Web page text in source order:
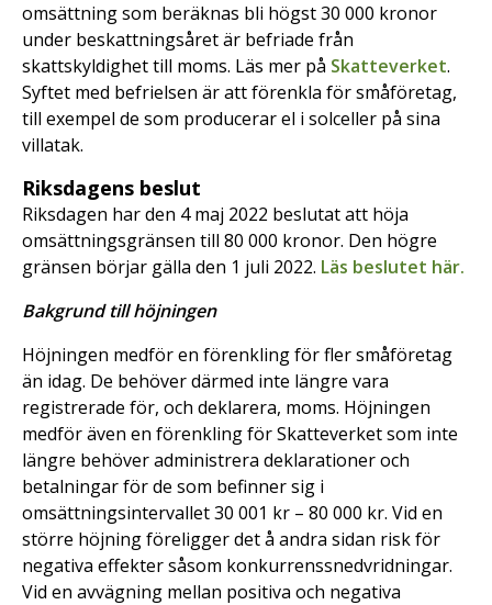
omsättning som beräknas bli högst 30 000 kronor
under beskattningsåret är befriade från
skattskyldighet till moms. Läs mer på Skatteverket.
Syftet med befrielsen är att förenkla för småföretag,
till exempel de som producerar el i solceller på sina
villatak.
Riksdagens beslut
Riksdagen har den 4 maj 2022 beslutat att höja
omsättningsgränsen till 80 000 kronor. Den högre
gränsen börjar gälla den 1 juli 2022. Läs beslutet här.
Bakgrund till höjningen
Höjningen medför en förenkling för fler småföretag
än idag. De behöver därmed inte längre vara
registrerade för, och deklarera, moms. Höjningen
medför även en förenkling för Skatteverket som inte
längre behöver administrera deklarationer och
betalningar för de som befinner sig i
omsättningsintervallet 30 001 kr – 80 000 kr. Vid en
större höjning föreligger det å andra sidan risk för
negativa effekter såsom konkurrenssnedvridningar.
Vid en avvägning mellan positiva och negativa